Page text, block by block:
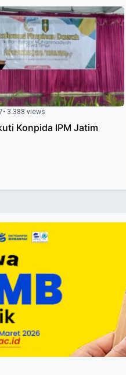
• 3.388 views
Konpida IPM Jatim